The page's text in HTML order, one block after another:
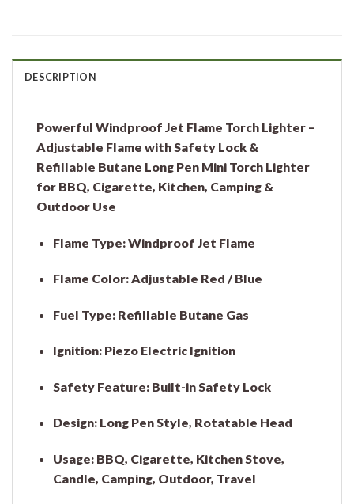
DESCRIPTION
Powerful Windproof Jet Flame Torch Lighter –
Adjustable Flame with Safety Lock &
Refillable Butane Long Pen Mini Torch Lighter
for BBQ, Cigarette, Kitchen, Camping &
Outdoor Use
Flame Type:Windproof Jet Flame
Flame Color:Adjustable Red / Blue
Fuel Type:Refillable Butane Gas
Ignition:Piezo Electric Ignition
Safety Feature:Built-in Safety Lock
Design:Long Pen Style, Rotatable Head
Usage:BBQ, Cigarette, Kitchen Stove,
Candle, Camping, Outdoor, Travel